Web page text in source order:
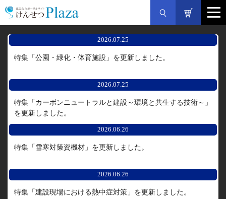
2026.07.25
特集「公園・緑化・体育施設」を更新しました。
2026.07.25
特集「カーボンニュートラルと建設～環境と共生する技術～」
を更新しました。
2026.06.26
特集「雪寒対策資機材」を更新しました。
2026.06.26
特集「建設現場における熱中症対策」を更新しました。